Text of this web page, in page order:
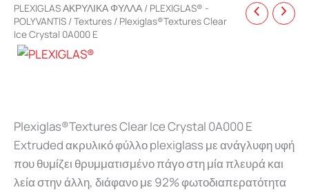
PLEXIGLAS ΑΚΡΥΛΙΚΑ ΦΥΛΛΑ / PLEXIGLAS® -
POLYVANTIS /Textures / Plexiglas®Textures Clear
Ice Crystal 0A000 E
Plexiglas®Textures Clear Ice Crystal 0A000 E
Extruded ακρυλικό φύλλο plexiglass με ανάγλυφη υφή
που θυμίζει θρυμματισμένο πάγο στη μία πλευρά και
λεία στην άλλη, διάφανο με 92% φωτοδιαπερατότητα